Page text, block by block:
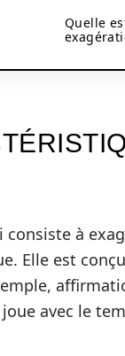
Quelle
consiste à
Elle est
avec le